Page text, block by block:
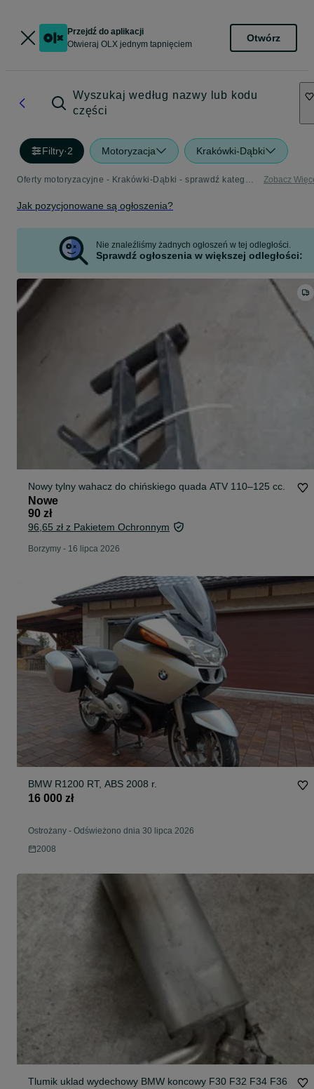
Przejdź do aplikacji
Otwieraj OLX jednym tapnięciem
Otwórz
Wyszukaj według nazwy lub kodu
części
Filtry·2 Motoryzacja Krakówki-Dąbki
Oferty motoryzacyjne - Krakówki-Dąbki - sprawdź kategorię Motoryzacja Zobacz
Jak pozycjonowane są ogłoszenia?
Nie znaleźliśmy żadnych ogłoszeń w tej odległości.
Sprawdź ogłoszenia w większej odległości:
Nowy tylny wahacz do chińskiego quada ATV 110–125 cc.
Nowe
90 zł
96,65 zł z Pakietem Ochronnym
Borzymy - 16 lipca 2026
BMW R1200 RT, ABS 2008 r.
16 000 zł
Ostrożany - Odświeżono dnia 30 lipca 2026
2008
Tlumik uklad wydechowy BMW koncowy F30 F32 F34 F36